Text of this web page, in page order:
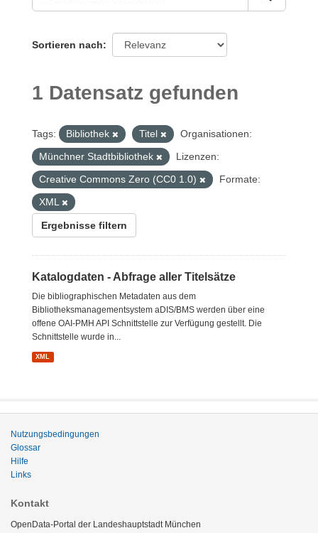
Sortieren nach
1 Datensatz gefunden
Tags: Bibliothek Titel
Organisationen:
Münchner Stadtbibliothek
Lizenzen:
Creative Commons Zero (CC0 1.0)
Formate:
XML
Ergebnisse filtern
Katalogdaten - Abfrage aller Titelsätze
Die bibliographischen Metadaten aus dem
Bibliotheksmanagementsystem aDIS/BMS werden über eine
offene OAI-PMH API Schnittstelle zur Verfügung gestellt. Die
Schnittstelle wurde in...
XML
Nutzungsbedingungen
Glossar
Hilfe
Links
Kontakt
OpenData-Portal der Landeshauptstadt München